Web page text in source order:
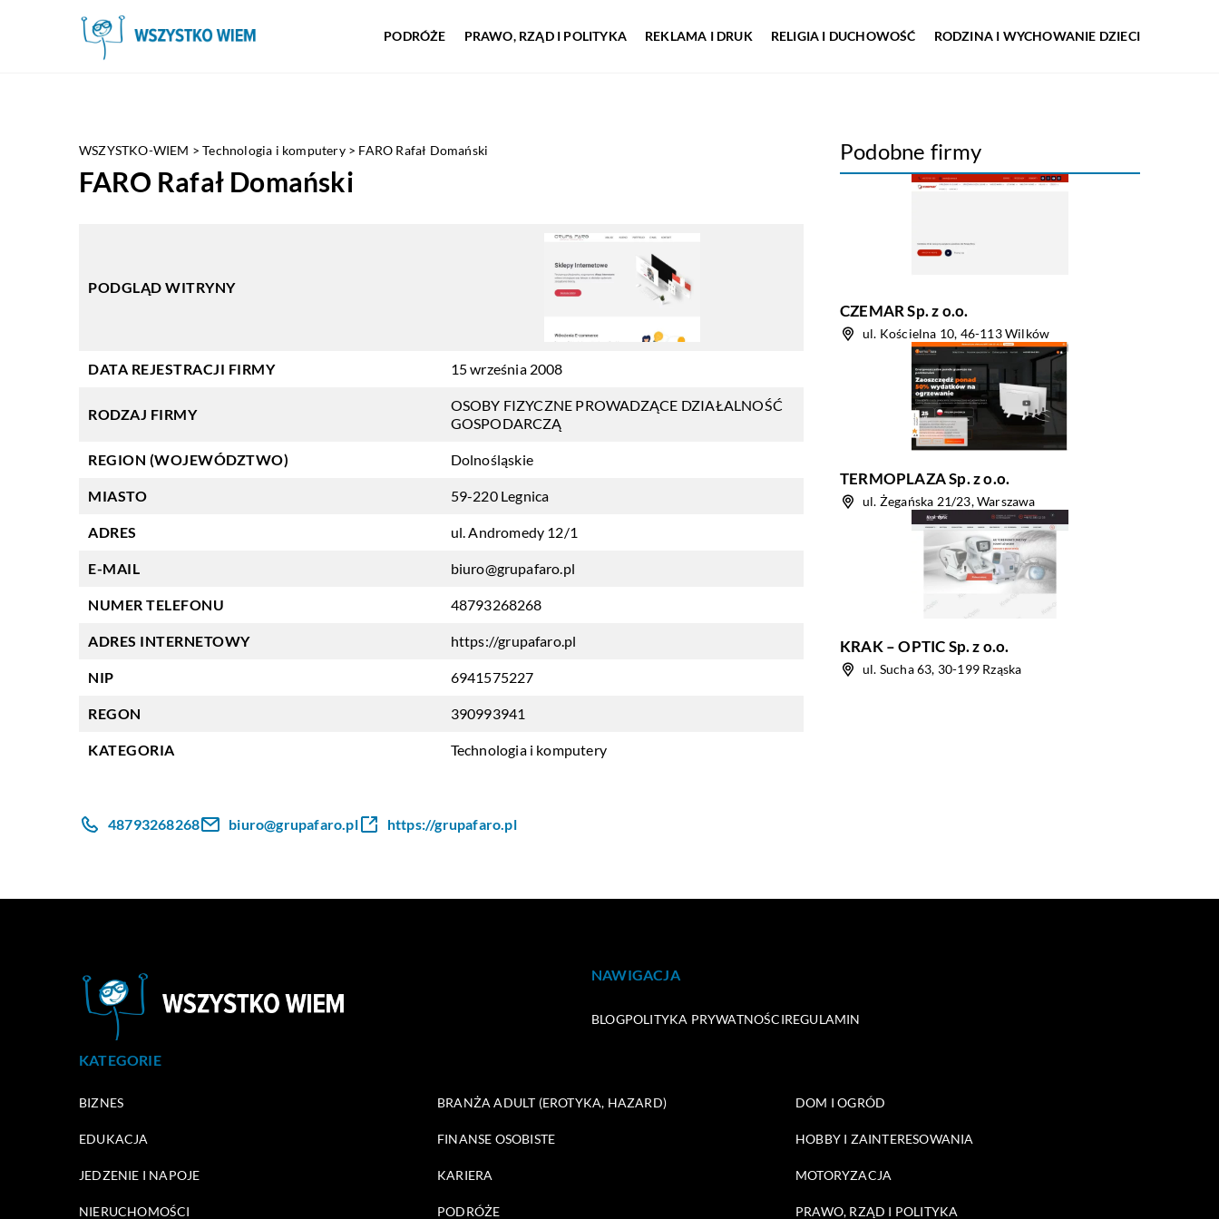
PODRÓŻE PRAWO, RZĄD I POLITYKA REKLAMA I DRUK RELIGIA I DUCHOWOŚĆ RODZINA I WYCHOWANIE DZIECI
WSZYSTKO-WIEM >Technologia i komputery> FARO Rafał Domański
FARO Rafał Domański
PODGLĄD WITRYNY
DATA REJESTRACJI FIRMY 15 września 2008
RODZAJ FIRMY
OSOBY FIZYCZNE PROWADZĄCE DZIAŁALNOŚĆ
GOSPODARCZĄ
REGION (WOJEWÓDZTWO) Dolnośląskie
MIASTO 59-220 Legnica
ADRES ul. Andromedy 12/1
E-MAIL biuro@grupafaro.pl
NUMER TELEFONU 48793268268
ADRES INTERNETOWY https://grupafaro.pl
NIP 6941575227
REGON 390993941
KATEGORIA Technologia i komputery
Podobne firmy
CZEMAR Sp. z o.o.
ul. Kościelna 10, 46-113 Wilków
TERMOPLAZA Sp. z o.o.
ul. Żegańska 21/23, Warszawa
KRAK – OPTIC Sp. z o.o.
ul. Sucha 63, 30-199 Rząska
48793268268 biuro@grupafaro.pl https://grupafaro.pl
NAWIGACJA
BLOGPOLITYKA PRYWATNOŚCIREGULAMIN
KATEGORIE
BIZNES BRANŻA ADULT (EROTYKA, HAZARD) DOM I OGRÓD
EDUKACJA FINANSE OSOBISTE HOBBY I ZAINTERESOWANIA
JEDZENIE I NAPOJE KARIERA MOTORYZACJA
NIERUCHOMOŚCI PODRÓŻE PRAWO, RZĄD I POLITYKA